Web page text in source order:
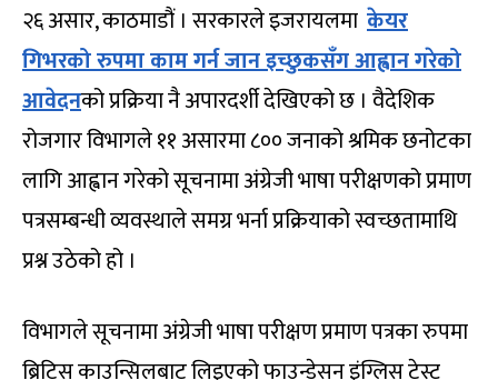
२६ असार, काठमाडौं । सरकारले इजरायलमा केयर
गिभरको रुपमा काम गर्न जान इच्छुकसँग आह्वान गरेको
आवेदनको प्रक्रिया नै अपारदर्शी देखिएको छ । वैदेशिक
रोजगार विभागले ११ असारमा ८०० जनाको श्रमिक छनोटका
लागि आह्वान गरेको सूचनामा अंग्रेजी भाषा परीक्षणको प्रमाण
पत्रसम्बन्धी व्यवस्थाले समग्र भर्ना प्रक्रियाको स्वच्छतामाथि
प्रश्न उठेको हो ।
विभागले सूचनामा अंग्रेजी भाषा परीक्षण प्रमाण पत्रका रुपमा
ब्रिटिस काउन्सिलबाट लिइएको फाउन्डेसन इंग्लिस टेस्ट